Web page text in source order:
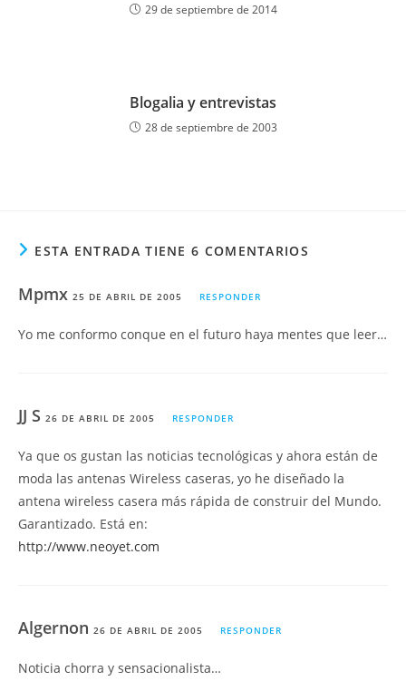
29 de septiembre de 2014
Blogalia y entrevistas
28 de septiembre de 2003
ESTA ENTRADA TIENE 6 COMENTARIOS
Mpmx 25 DE ABRIL DE 2005 RESPONDER
Yo me conformo conque en el futuro haya mentes que leer…
JJ S 26 DE ABRIL DE 2005 RESPONDER
Ya que os gustan las noticias tecnológicas y ahora están de
moda las antenas Wireless caseras, yo he diseñado la
antena wireless casera más rápida de construir del Mundo.
Garantizado. Está en:
http://www.neoyet.com
Algernon 26 DE ABRIL DE 2005 RESPONDER
Noticia chorra y sensacionalista…